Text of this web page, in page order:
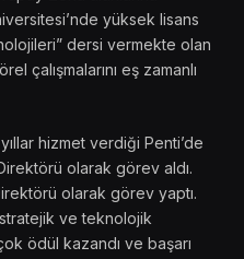
yüksek lisans
dersi vermekte olan
çalışmalarını eş zamanlı
hizmet verdiği Penti’de
olarak görev aldı.
olarak görev yaptı.
ve teknolojik
ödül kazandı ve başarı